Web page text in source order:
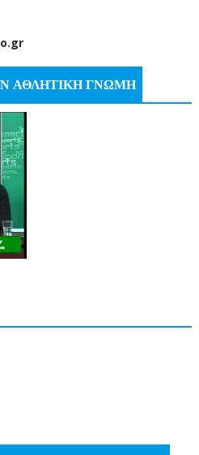
ΑΘΛΗΤΙΚΗ ΓΝΩΜΗ